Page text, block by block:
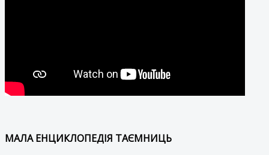
МАЛА ЕНЦИКЛОПЕДІЯ ТАЄМНИЦЬ